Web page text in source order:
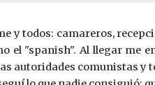
y todos: camareros,
el "spanish". Al llegar me
autoridades comunistas y